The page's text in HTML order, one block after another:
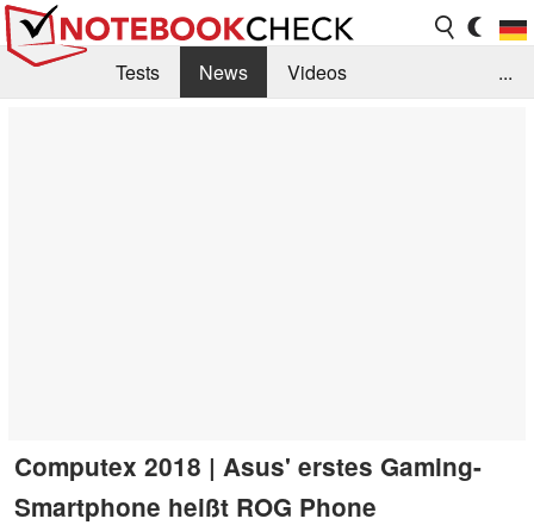
Tests News
Videos
...
Computex 2018 | Asus' erstes Gaming-
Smartphone heißt ROG Phone